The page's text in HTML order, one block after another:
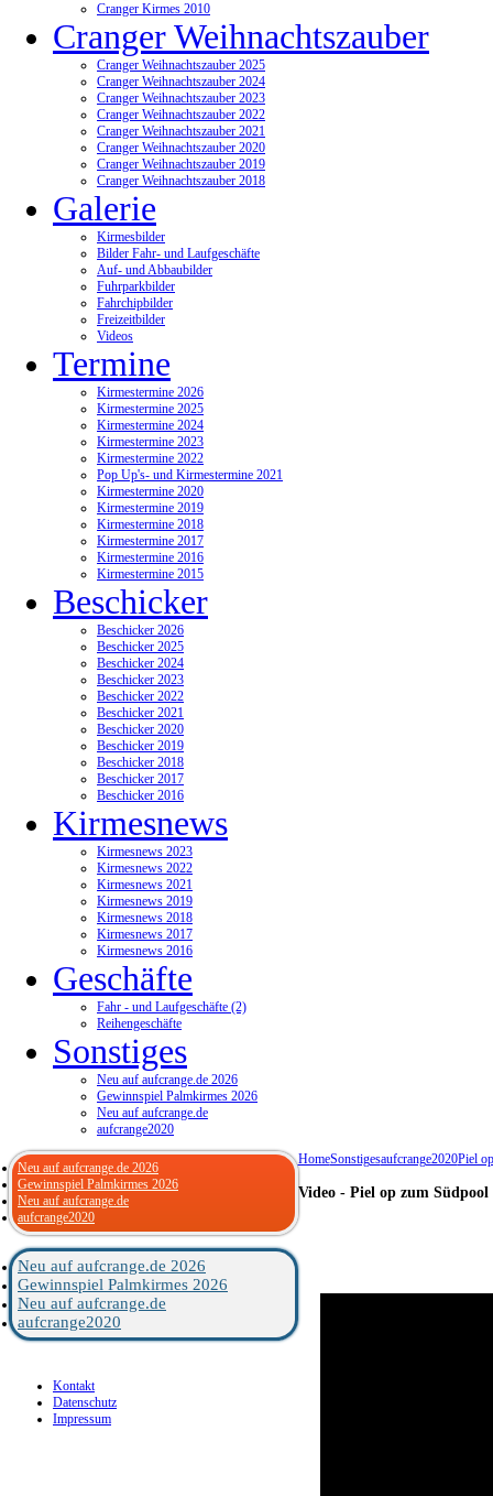
Cranger Kirmes 2010
Cranger Weihnachtszauber
Cranger Weihnachtszauber 2025
Cranger Weihnachtszauber 2024
Cranger Weihnachtszauber 2023
Cranger Weihnachtszauber 2022
Cranger Weihnachtszauber 2021
Cranger Weihnachtszauber 2020
Cranger Weihnachtszauber 2019
Cranger Weihnachtszauber 2018
Galerie
Kirmesbilder
Bilder Fahr- und Laufgeschäfte
Auf- und Abbaubilder
Fuhrparkbilder
Fahrchipbilder
Freizeitbilder
Videos
Termine
Kirmestermine 2026
Kirmestermine 2025
Kirmestermine 2024
Kirmestermine 2023
Kirmestermine 2022
Pop Up's- und Kirmestermine 2021
Kirmestermine 2020
Kirmestermine 2019
Kirmestermine 2018
Kirmestermine 2017
Kirmestermine 2016
Kirmestermine 2015
Beschicker
Beschicker 2026
Beschicker 2025
Beschicker 2024
Beschicker 2023
Beschicker 2022
Beschicker 2021
Beschicker 2020
Beschicker 2019
Beschicker 2018
Beschicker 2017
Beschicker 2016
Kirmesnews
Kirmesnews 2023
Kirmesnews 2022
Kirmesnews 2021
Kirmesnews 2019
Kirmesnews 2018
Kirmesnews 2017
Kirmesnews 2016
Geschäfte
Fahr - und Laufgeschäfte (2)
Reihengeschäfte
Sonstiges
Neu auf aufcrange.de 2026
Gewinnspiel Palmkirmes 2026
Neu auf aufcrange.de
aufcrange2020
HomeSonstigesaufcrange2020Piel
Video - Piel op zum Südpool
Neu auf aufcrange.de 2026
Gewinnspiel Palmkirmes 2026
Neu auf aufcrange.de
aufcrange2020
Neu auf aufcrange.de 2026
Gewinnspiel Palmkirmes 2026
Neu auf aufcrange.de
aufcrange2020
Kontakt
Datenschutz
Impressum